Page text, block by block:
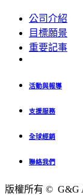
公司介紹
目標願景
重要記事
活動與報導
支援服務
全球經銷
聯絡我們
版權所有 © G&G